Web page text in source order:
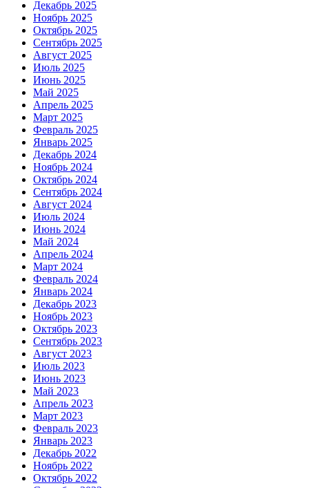
Декабрь 2025
Ноябрь 2025
Октябрь 2025
Сентябрь 2025
Август 2025
Июль 2025
Июнь 2025
Май 2025
Апрель 2025
Март 2025
Февраль 2025
Январь 2025
Декабрь 2024
Ноябрь 2024
Октябрь 2024
Сентябрь 2024
Август 2024
Июль 2024
Июнь 2024
Май 2024
Апрель 2024
Март 2024
Февраль 2024
Январь 2024
Декабрь 2023
Ноябрь 2023
Октябрь 2023
Сентябрь 2023
Август 2023
Июль 2023
Июнь 2023
Май 2023
Апрель 2023
Март 2023
Февраль 2023
Январь 2023
Декабрь 2022
Ноябрь 2022
Октябрь 2022